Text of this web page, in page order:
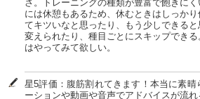
さ。トレーニングの種類が豊富で飽きに
には休憩もあるため、休むときはしっか
てキツいなと思ったり、もう少しできる
変えられたり、種目ごとにスキップでき
はやってみて欲しい。
星5評価：腹筋割れてきます！本当に素晴
ーションや動画や音声でアドバイスが流